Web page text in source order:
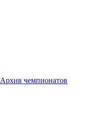
Архив чемпионатов